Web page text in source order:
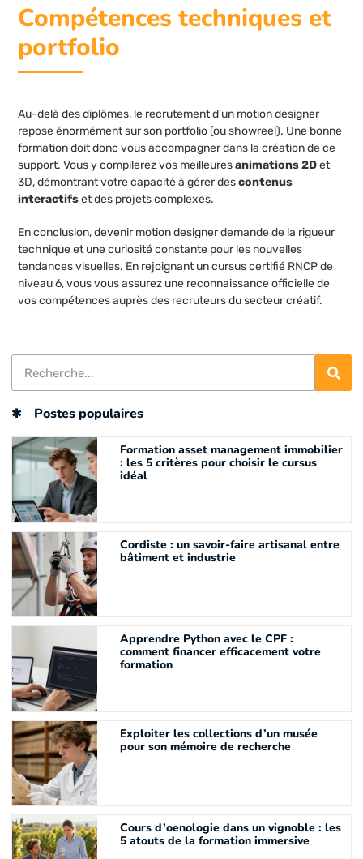
Compétences techniques et
portfolio
Au-delà des diplômes, le recrutement d’un motion designer
repose énormément sur son portfolio (ou showreel). Une bonne
formation doit donc vous accompagner dans la création de ce
support. Vous y compilerez vos meilleuresanimations 2Det
3D, démontrant votre capacité à gérer descontenus
interactifset des projets complexes.
En conclusion, devenir motion designer demande de la rigueur
technique et une curiosité constante pour les nouvelles
tendances visuelles. En rejoignant un cursus certifié RNCP de
niveau 6, vous vous assurez une reconnaissance officielle de
vos compétences auprès des recruteurs du secteur créatif.
Postes populaires
Formation asset management immobilier
: les 5 critères pour choisir le cursus
idéal
Cordiste : un savoir-faire artisanal entre
bâtiment et industrie
Apprendre Python avec le CPF :
comment financer efficacement votre
formation
Exploiter les collections d’un musée
pour son mémoire de recherche
Cours d’oenologie dans un vignoble : les
5 atouts de la formation immersive